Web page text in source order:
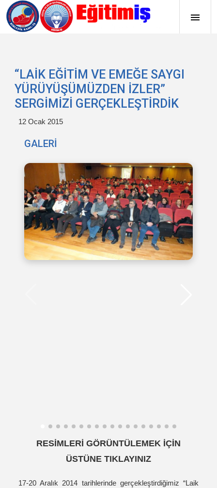
“LAİK EĞİTİM VE EMEĞE SAYGI
YÜRÜYÜŞÜMÜZDEN İZLER”
SERGİMİZİ GERÇEKLEŞTİRDİK
12 Ocak 2015
GALERİ
RESİMLERİ GÖRÜNTÜLEMEK İÇİN
ÜSTÜNE TIKLAYINIZ
17-20 Aralık 2014 tarihlerinde gerçekleştirdiğimiz “Laik